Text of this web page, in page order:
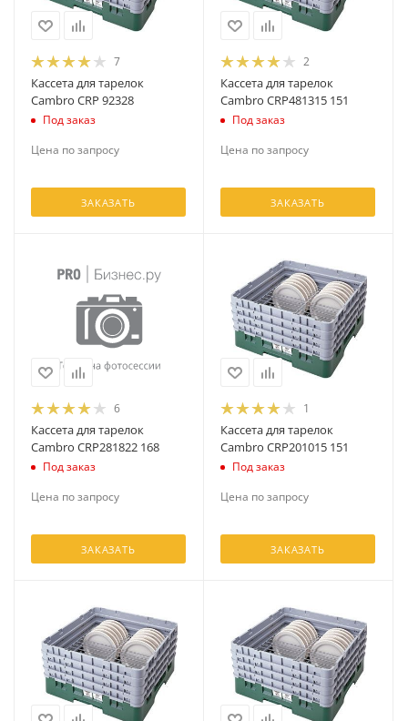
7
Кассета для тарелок
Cambro CRP 92328
Под заказ
Цена по запросу
ЗАКАЗАТЬ
2
Кассета для тарелок
Cambro CRP481315 151
Под заказ
Цена по запросу
ЗАКАЗАТЬ
6
Кассета для тарелок
Cambro CRP281822 168
Под заказ
Цена по запросу
ЗАКАЗАТЬ
1
Кассета для тарелок
Cambro CRP201015 151
Под заказ
Цена по запросу
ЗАКАЗАТЬ